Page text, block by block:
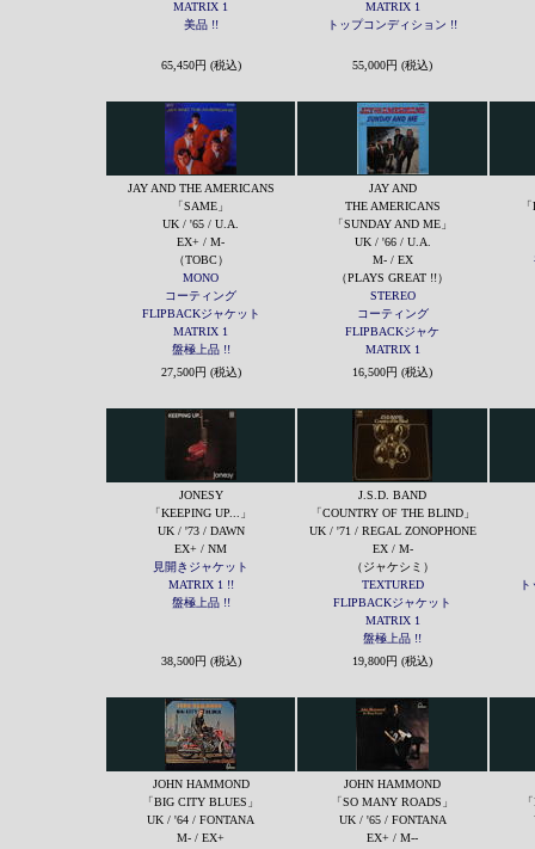
MATRIX 1
美品 !!
MATRIX 1
トップコンディション !!
65,450円 (税込) 55,000円 (税込)
JAY AND THE AMERICANS
「SAME」
UK / '65 / U.A.
EX+ / M-
（TOBC）
MONO
コーティング
FLIPBACKジャケット
MATRIX 1
盤極上品 !!
JAY AND
THE AMERICANS
「SUNDAY AND ME」
UK / '66 / U.A.
M- / EX
（PLAYS GREAT !!）
STEREO
コーティング
FLIPBACKジャケ
MATRIX 1
27,500円 (税込) 16,500円 (税込)
JONESY
「KEEPING UP...」
UK / '73 / DAWN
EX+ / NM
見開きジャケット
MATRIX 1 !!
盤極上品 !!
J.S.D. BAND
「COUNTRY OF THE BLIND」
UK / '71 / REGAL ZONOPHONE
EX / M-
（ジャケシミ）
TEXTURED
FLIPBACKジャケット
MATRIX 1
盤極上品 !!
38,500円 (税込) 19,800円 (税込)
JOHN HAMMOND
「BIG CITY BLUES」
UK / '64 / FONTANA
M- / EX+
JOHN HAMMOND
「SO MANY ROADS」
UK / '65 / FONTANA
EX+ / M--